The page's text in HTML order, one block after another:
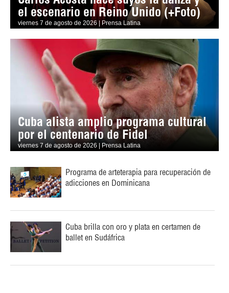
el escenario en Reino Unido (+Foto)
viernes 7 de agosto de 2026 | Prensa Latina
Cuba alista amplio programa cultural
por el centenario de Fidel
viernes 7 de agosto de 2026 | Prensa Latina
Programa de arteterapia para recuperación de
adicciones en Dominicana
Cuba brilla con oro y plata en certamen de
ballet en Sudáfrica